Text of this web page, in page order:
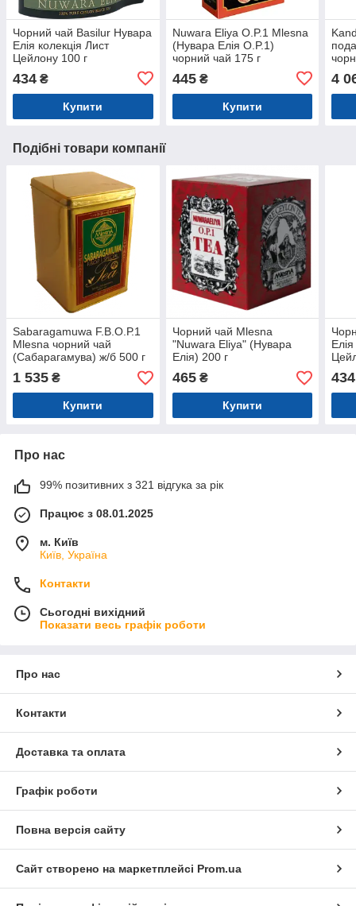
Чорний чай Basilur Нувара
Елія колекція Лист
Цейлону 100 г
434 ₴
Купити
Nuwara Eliya O.P.1 Mlesna
(Нувара Елія O.P.1)
чорний чай 175 г
445₴
Купити
4
Подібні товари компанії
Sabaragamuwa F.B.O.Р.1
Mlesna чорний чай
(Сабарагамува) ж/б 500 г
1 535 ₴
Купити
Чорний чай Mlesna
"Nuwara Eliya" (Нувара
Елія) 200 г
465₴
Купити
434
Про нас
99% позитивних з 321 відгука за рік
Працює з 08.01.2025
м. Київ
Київ, Україна
Контакти
Сьогодні вихідний
Показати весь графік роботи
Про нас
Контакти
Доставка та оплата
Графік роботи
Повна версія сайту
Сайт створено на маркетплейсі Prom.ua